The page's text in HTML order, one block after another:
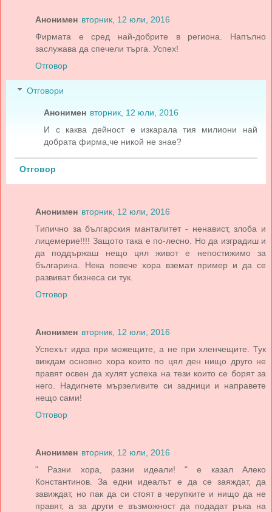
Анонимен вторник, 12 юли, 2016
Фирмата е сред най-добрите в региона. Напълно
заслужава да спечели търга. Успех!
Отговор
Отговори
Анонимен вторник, 12 юли, 2016
И с каква дейност е изкарала тия милиони най
добрата фирма,че никой не знае?
Отговор
Анонимен вторник, 12 юли, 2016
Типично за българския манталитет - ненавист, злоба и
лицемерие!!!! Защото така е по-лесно. Но да изградиш и
да поддържаш нещо цял живот е непостижимо за
българина. Нека повече хора вземат пример и да се
развиват бизнеса си тук.
Отговор
Анонимен вторник, 12 юли, 2016
Успехът идва при можещите, а не при хленчещите. Тук
виждам основно хора които по цял ден нищо друго не
правят освен да хулят успеха на тези които се борят за
него. Надигнете мързеливите си задници и направете
нещо сами!
Отговор
Анонимен вторник, 12 юли, 2016
" Разни хора, разни идеали! " е казал Алеко
Константинов. За едни идеалът е да се заяждат, да
завиждат, но пак да си стоят в черупките и нищо да не
правят, а за други е възможност да подадат ръка на